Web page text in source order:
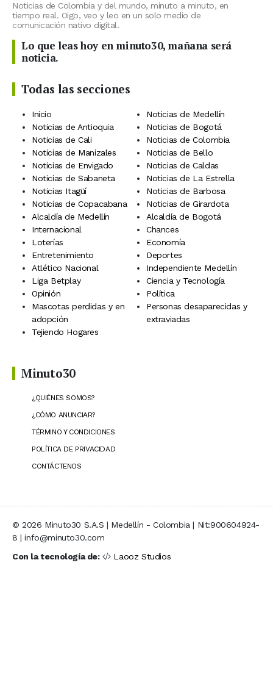
Noticias de Colombia y del mundo, minuto a minuto, en
tiempo real. Oigo, veo y leo en un solo medio de
comunicación nativo digital.
Lo que leas hoy en minuto30, mañana será
noticia.
Todas las secciones
Inicio
Noticias de Medellín
Noticias de Antioquia
Noticias de Bogotá
Noticias de Cali
Noticias de Colombia
Noticias de Manizales
Noticias de Bello
Noticias de Envigado
Noticias de Caldas
Noticias de Sabaneta
Noticias de La Estrella
Noticias Itagüí
Noticias de Barbosa
Noticias de Copacabana
Noticias de Girardota
Alcaldía de Medellín
Alcaldía de Bogotá
Internacional
Chances
Loterías
Economía
Entretenimiento
Deportes
Atlético Nacional
Independiente Medellín
Liga Betplay
Ciencia y Tecnología
Opinión
Política
Mascotas perdidas y en
adopción
Personas desaparecidas y
extraviadas
Tejiendo Hogares
Minuto30
¿QUIÉNES SOMOS?
¿CÓMO ANUNCIAR?
TÉRMINO Y CONDICIONES
POLÍTICA DE PRIVACIDAD
CONTÁCTENOS
© 2026 Minuto30 S.A.S | Medellín - Colombia | Nit:900604924-
8 | info@minuto30.com
Con la tecnología de:
Laooz Studios